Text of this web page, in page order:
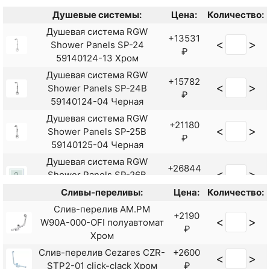
Tenerife TE2835-51
универсальный Хром
+6510
< >
Смеситель для ванны
Ростовская Мануфактура
Сантехники SUS124-009E
Нержавеющая сталь
₽
Смеситель для ванны
Ростовская Мануфактура
Сантехники SUS124BL-006EP
Черный матовый
+10530
₽
< >
Душевые системы: Цена:
Количество:
Душевая система RGW
Shower Panels SP-24
59140124-13 Хром
+13531
₽
< >
Душевая система RGW
Shower Panels SP-24B
59140124-04 Черная
+15782
₽
< >
Душевая система RGW
Shower Panels SP-25B
59140125-04 Черная
+21180
₽
< >
Душевая система RGW
Shower Panels SP-26B
59140126-04 Черная
+26844
< >
Душевая система RGW
Shower Panels SP-27Gr
59140127-11 Серая
+36738
₽
< >
Душевая система RGW
Shower Panels SP-26
+24634
< >
Сливы-переливы: Цена:
Количество:
Слив-перелив AM.PM
W90A-000-OFI полуавтомат
Хром
+2190
₽
< >
Слив-перелив Cezares CZR-
STP2-01 click-clack Хром
+2600
₽
< >